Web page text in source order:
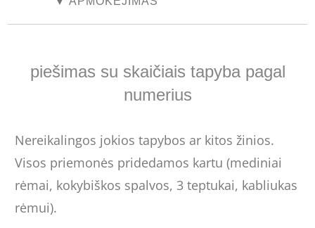
piešimas su skaičiais tapyba pagal
numerius
Nereikalingos jokios tapybos ar kitos žinios.
Visos priemonės pridedamos kartu (mediniai
rėmai, kokybiškos spalvos, 3 teptukai, kabliukas
rėmui).